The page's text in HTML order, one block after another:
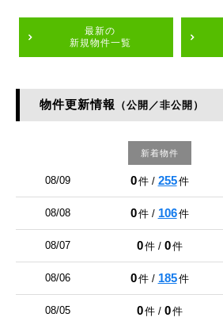
最新の
新規物件一覧
物件更新情報 （公開／非公開）
新着物件
08/09 0件 / 255件
08/08 0件 / 106件
08/07 0件 / 0件
08/06 0件 / 185件
08/05 0件 / 0件